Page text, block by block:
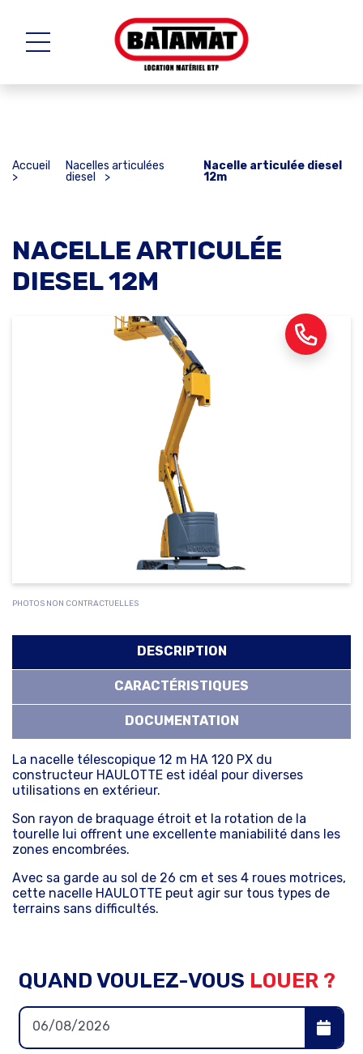
Accueil
>
Nacelles articulées
diesel
>
Nacelle articulée diesel
12m
NACELLE ARTICULÉE
DIESEL 12M
PHOTOS NON CONTRACTUELLES
DESCRIPTION
CARACTÉRISTIQUES
DOCUMENTATION
La nacelle télescopique 12 m HA 120 PX du
constructeur HAULOTTE est idéal pour diverses
utilisations en extérieur.
Son rayon de braquage étroit et la rotation de la
tourelle lui offrent une excellente maniabilité dans les
zones encombrées.
Avec sa garde au sol de 26 cm et ses 4 roues motrices,
cette nacelle HAULOTTE peut agir sur tous types de
terrains sans difficultés.
QUAND VOULEZ-VOUS LOUER ?